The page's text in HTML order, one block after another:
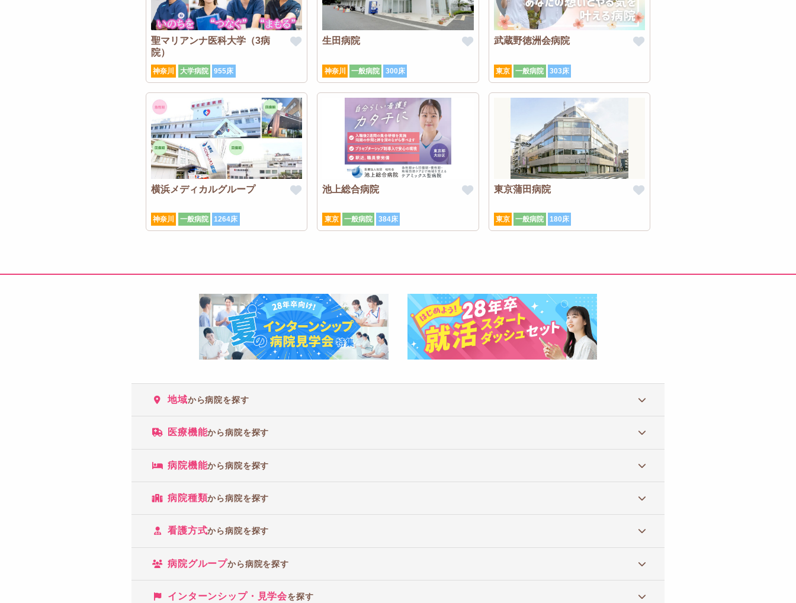
聖マリアンナ医科大学（3病
院）
神奈川 大学病院 955床
生田病院
神奈川 一般病院 300床
武蔵野徳洲会病院
東京 一般病院 303床
横浜メディカルグループ
神奈川 一般病院 1264床
池上総合病院
東京 一般病院 384床
東京蒲田病院
東京 一般病院 180床
地域から病院を探す
医療機能から病院を探す
病院機能から病院を探す
病院種類から病院を探す
看護方式から病院を探す
病院グループから病院を探す
インターンシップ・見学会を探す